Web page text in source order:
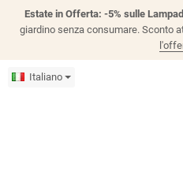
Estate in Offerta: -5% sulle
giardino senza consumare. Sconto
Italiano